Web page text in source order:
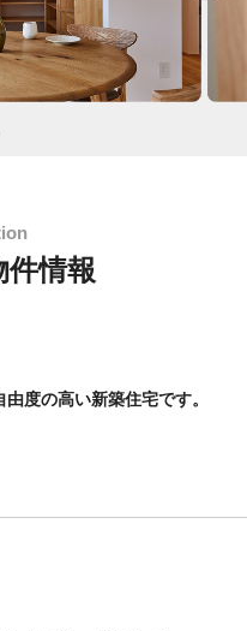
件情報
度の高い新築住宅です。